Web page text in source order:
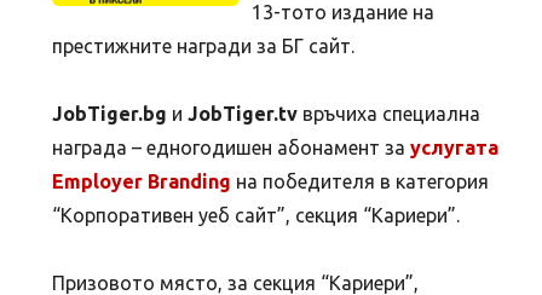
13-тото издание на
престижните награди за БГ сайт.
JobTiger.bg и JobTiger.tv връчиха специална
награда – едногодишен абонамент за услугата
Employer Branding на победителя в категория
“Корпоративен уеб сайт”, секция “Кариери”.
Призовото място, за секция “Кариери”,